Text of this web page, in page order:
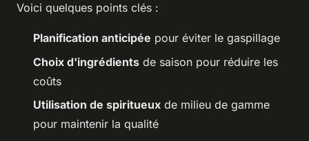
Voici quelques points clés :
Planification anticipée pour éviter le gaspillage
Choix d'ingrédients de saison pour réduire les
coûts
Utilisation de spiritueux de milieu de gamme
pour maintenir la qualité